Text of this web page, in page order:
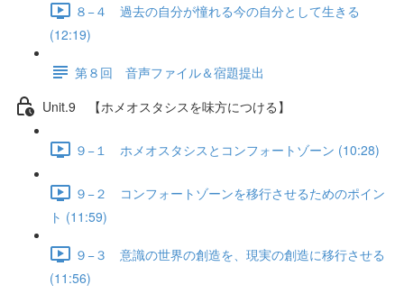
８−４ 過去の自分が憧れる今の自分として生きる
(12:19)
第８回 音声ファイル＆宿題提出
Unit.9 【ホメオスタシスを味方につける】
９−１ ホメオスタシスとコンフォートゾーン (10:28)
９−２ コンフォートゾーンを移行させるためのポイン
ト (11:59)
９−３ 意識の世界の創造を、現実の創造に移行させる
(11:56)